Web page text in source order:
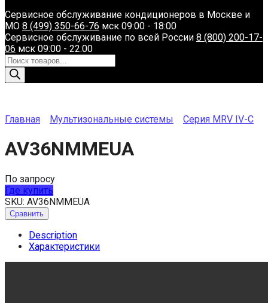
Сервисное обслуживание кондиционеров в Москве и
МО 8 (499) 350-66-76 мск 09:00 - 18:00
Сервисное обслуживание по всей России 8 (800) 200-17-
06 мск 09:00 - 22:00
Поиск
товаров
Главная Мультизональные системы Серия MRV IV-C
AV36NMMEUA
По запросу
Где купить
SKU: AV36NMMEUA
Сравнить
Description
Характеристики